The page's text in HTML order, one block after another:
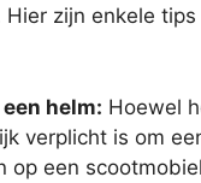
zijn enkele
een helm: Hoewel
verplicht is om
op een